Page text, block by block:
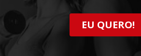
EU QUERO!